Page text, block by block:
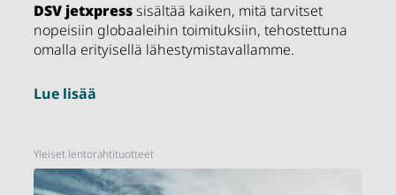
DSV jetxpresssisältää kaiken, mitä tarvitset
nopeisiin globaaleihin toimituksiin, tehostettuna
omalla erityisellä lähestymistavallamme.
Lue lisää
Yleiset lentorahtituotteet